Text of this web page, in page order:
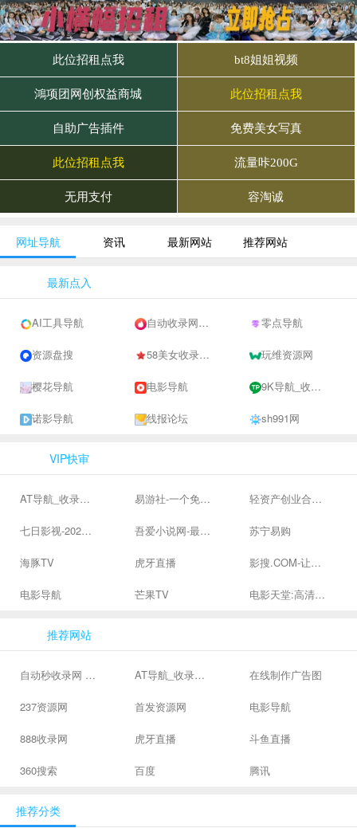
网址导航 资讯 最新网站 推荐网站
最新点入
AI工具导航 自动收录网 - 自动秒收录-网站收录-收录网站-网址收录-秒收录 零点导航
资源盘搜 58美女收录网-自动收录网站-流量交换-自动链 玩维资源网
樱花导航 电影导航 9K导航_收录网-网址收录-网址导航-收录网站-自助广告系统
诺影导航 线报论坛 sh991网
VIP快审
AT导航_收录网_免费收录网站_自动收录网_秒收录 易游社-一个免费二次元游戏分享社区 轻资产创业合集、私域引流服务、抖音有效粉丝
七日影视-2024全网高清电影大全-最新最全最好看的电影电视剧网站 - 七日影视 吾爱小说网-最新热门免费小说阅读 苏宁易购
海豚TV 虎牙直播 影搜.COM-让影视搜索变得简单
电影导航 芒果TV 电影天堂:高清电影下载,高品质生活
推荐网站
自动秒收录网 - 自动秒收录-网站收录-收录网站-网址收录-秒收录 AT导航_收录网_免费收录网站_自动收录网_秒收录 在线制作广告图
237资源网 首发资源网 电影导航
888收录网 虎牙直播 斗鱼直播
360搜索 百度 腾讯
推荐分类